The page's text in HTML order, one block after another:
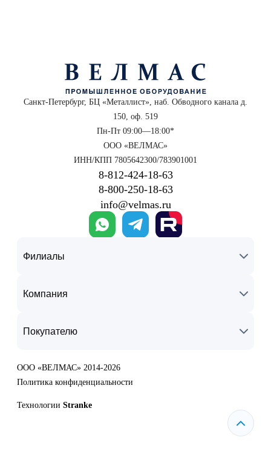
Санкт-Петербург, БЦ «Металлист», наб. Обводного канала д.
150, оф. 519
Пн-Пт 09:00—18:00*
ООО «ВЕЛМАС»
ИНН/КПП 7805642300/783901001
8‑812‑424‑18‑63
8‑800‑250‑18‑63
info@velmas.ru
Филиалы
Компания
Покупателю
ООО «ВЕЛМАС» 2014-2026
Политика конфиденциальности
Технологии Stranke